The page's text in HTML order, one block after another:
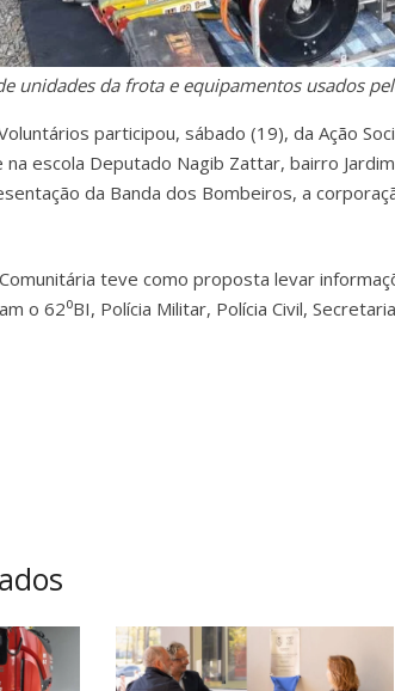
unidades da frota e equipamentos usados
participou, sábado (19), da Ação
na escola Deputado Nagib Zattar, bairro
da Banda dos Bombeiros, a
teve como proposta levar
o 62⁰BI, Polícia Militar, Polícia Civil,